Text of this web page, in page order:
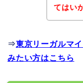
てはい
⇒東京リーガルマ
みたい方はこちら